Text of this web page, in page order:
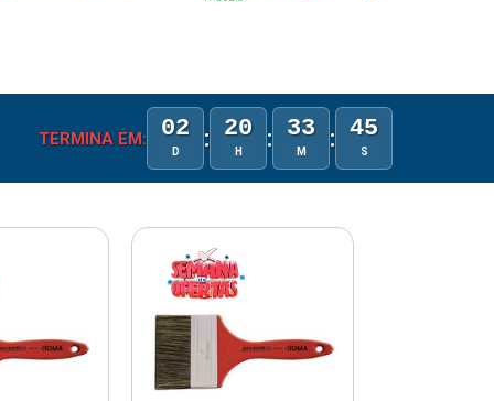
TERMINA EM: 02
D : 20
H : 33
M : 44
S